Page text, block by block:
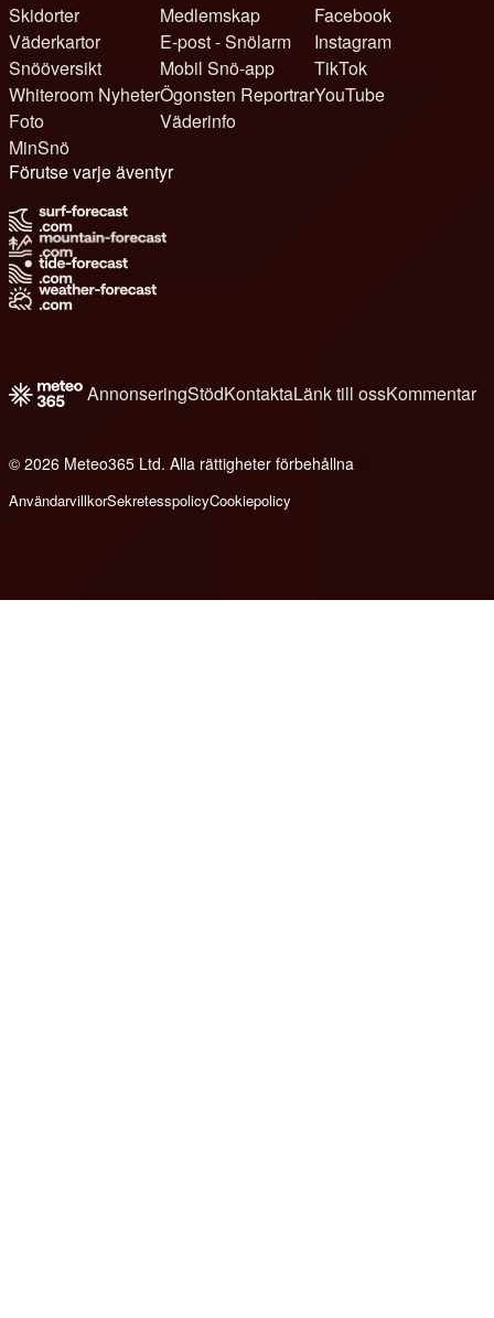
Skidorter
Väderkartor
Snööversikt
Whiteroom Nyheter
Foto
MinSnö
Medlemskap
E-post - Snölarm
Mobil Snö-app
Ögonsten Reportrar
Väderinfo
Facebook
Instagram
TikTok
YouTube
Förutse varje äventyr
AnnonseringStödKontaktaLänk till ossKommentar
© 2026 Meteo365 Ltd. Alla rättigheter förbehållna
AnvändarvillkorSekretesspolicyCookiepolicy